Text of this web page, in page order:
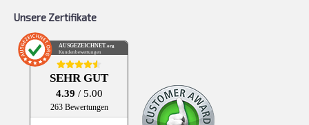
Unsere Zertifikate
AUSGEZEICHNET.org
Kundenbewertungen
SEHR GUT
4.39 / 5.00
263 Bewertungen